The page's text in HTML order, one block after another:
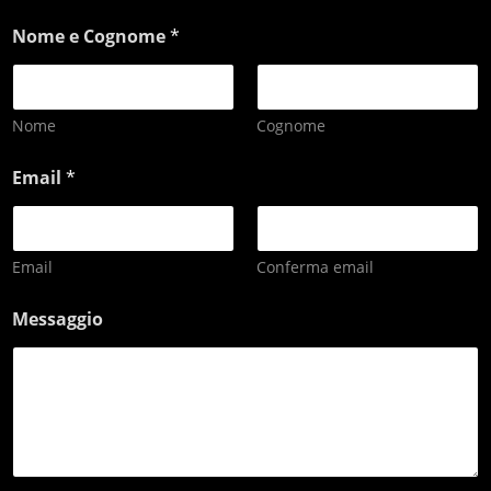
Nome e Cognome*
Nome Cognome
Email *
Email Conferma email
Messaggio